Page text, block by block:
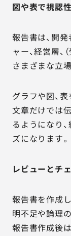
図や表で視認
報告書は、開
ャー、経営層、
さまざまな立
グラフや図、
文章だけでは
るようになり
ズになります。
レビューとチ
報告書を作成
明不足や論理
報告書作成後